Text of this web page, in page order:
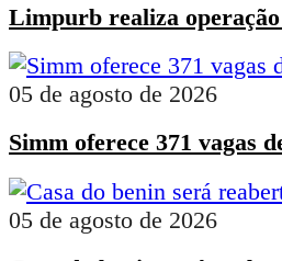
Limpurb realiza
05 de agosto de 2026
Simm oferece 371 vagas
05 de agosto de 2026